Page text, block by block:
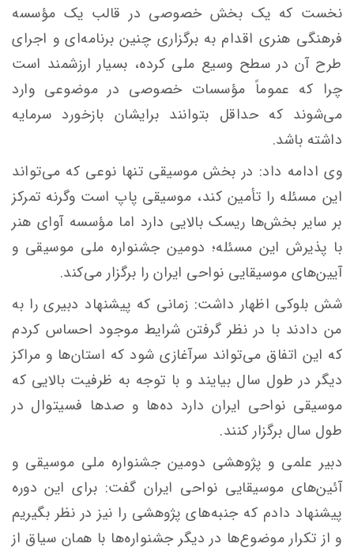
نخست که یک بخش خصوصی در قالب یک مؤسسه
فرهنگی هنری اقدام به برگزاری چنین برنامه‌ای و اجرای
طرح آن در سطح وسیع ملی کرده، بسیار ارزشمند است
چرا که عموماً مؤسسات خصوصی در موضوعی وارد
می‌شوند که حداقل بتوانند برایشان بازخورد سرمایه
داشته باشد.
وی ادامه داد: در بخش موسیقی تنها نوعی که می‌تواند
این مسئله را تأمین کند، موسیقی پاپ است وگرنه تمرکز
بر سایر بخش‌ها ریسک بالایی دارد اما مؤسسه آوای هنر
با پذیرش این مسئله؛ دومین جشنواره ملی موسیقی و
آیین‌های موسیقایی نواحی ایران را برگزار می‌کند.
شش بلوکی اظهار داشت: زمانی که پیشنهاد دبیری را به
من دادند با در نظر گرفتن شرایط موجود احساس کردم
که این اتفاق می‌تواند سرآغازی شود که استان‌ها و مراکز
دیگر در طول سال بیایند و با توجه به ظرفیت بالایی که
موسیقی نواحی ایران دارد ده‌ها و صدها فسیتوال در
طول سال برگزار کنند.
دبیر علمی و پژوهشی دومین جشنواره ملی موسیقی و
آئین‌های موسیقایی نواحی ایران گفت: برای این دوره
پیشنهاد دادم که جنبه‌های پژوهشی را نیز در نظر بگیریم
و از تکرار موضوع‌ها در دیگر جشنواره‌ها با همان سیاق از